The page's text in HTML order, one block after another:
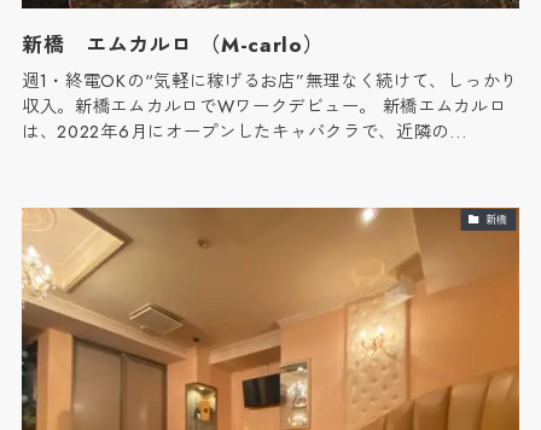
新橋 エムカルロ （M-carlo）
週1・終電OKの“気軽に稼げるお店”無理なく続けて、しっかり
収入。新橋エムカルロでWワークデビュー。 新橋エムカルロ
は、2022年6月にオープンしたキャバクラで、近隣の…
新橋